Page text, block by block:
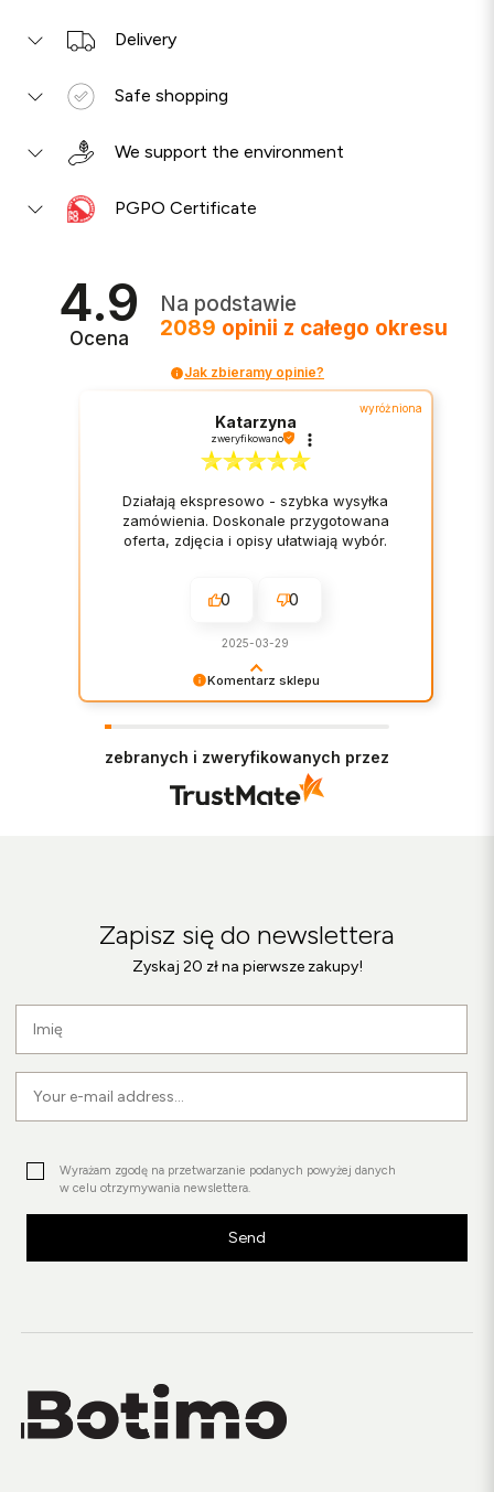
Delivery
Safe shopping
We support the environment
PGPO Certificate
4.9
Ocena
Na podstawie
2089 opinii z całego okresu
Jak zbieramy opinie?
Komentarz sklepu
doświadczeniem. Jesteśmy szczęśliwi, że mamy
takich klientów. Z pozdrowieniami, Zespół
wyróżniona
Katarzyna
zweryfikowano
Działają ekspresowo - szybka wysyłka
zamówienia. Doskonale przygotowana
oferta, zdjęcia i opisy ułatwiają wybór.
0 0
2025-03-29
zebranych i zweryfikowanych przez
Zapisz się do newslettera
Zyskaj 20 zł na pierwsze zakupy!
Wyrażam zgodę na przetwarzanie podanych powyżej danych
w celu otrzymywania newslettera.
Send